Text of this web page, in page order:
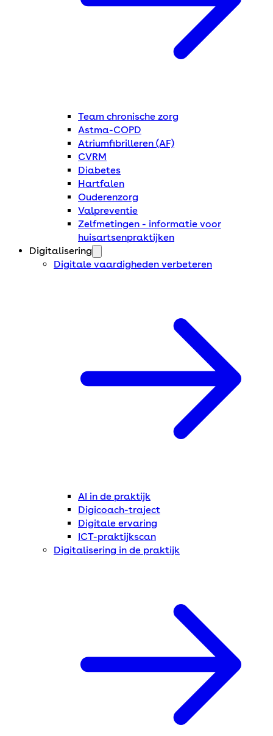
Team chronische zorg
Astma-COPD
Atriumfibrilleren (AF)
CVRM
Diabetes
Hartfalen
Ouderenzorg
Valpreventie
Zelfmetingen - informatie voor
huisartsenpraktijken
Digitalisering
Digitale vaardigheden verbeteren
AI in de praktijk
Digicoach-traject
Digitale ervaring
ICT-praktijkscan
Digitalisering in de praktijk